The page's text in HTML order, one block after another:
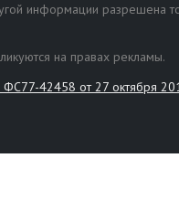
информации разрешена
на правах рекламы.
42458 от 27 октября